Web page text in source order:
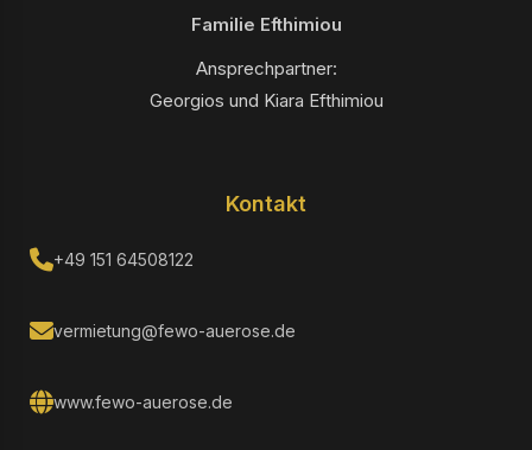
Familie Efthimiou
Ansprechpartner:
Georgios und Kiara Efthimiou
Kontakt
+49 151 64508122
vermietung@fewo-auerose.de
www.fewo-auerose.de